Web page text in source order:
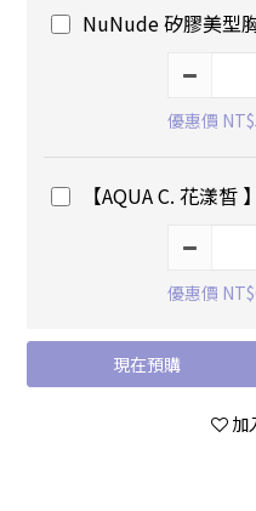
NuNude 矽膠美型
優惠價
【AQUA C. 花漾皙
優惠價
現在預購
加